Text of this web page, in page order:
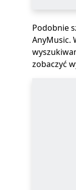
Podobnie
AnyMusic.
zobaczyć